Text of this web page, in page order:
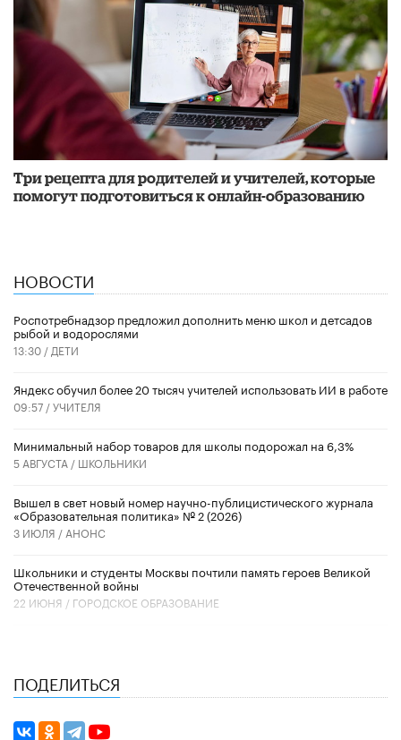
Три рецепта для родителей и учителей, которые
помогут подготовиться к онлайн-образованию
НОВОСТИ
Роспотребнадзор предложил дополнить меню школ и детсадов
рыбой и водорослями
13:30 / ДЕТИ
​Яндекс обучил более 20 тысяч учителей использовать ИИ в работе
09:57 /УЧИТЕЛЯ
Минимальный набор товаров для школы подорожал на 6,3%
5 АВГУСТА / ШКОЛЬНИКИ
Вышел в свет новый номер научно-публицистического журнала
«Образовательная политика» № 2 (2026)
3 ИЮЛЯ / АНОНС
Школьники и студенты Москвы почтили память героев Великой
Отечественной войны
22 ИЮНЯ / ГОРОДСКОЕ ОБРАЗОВАНИЕ
ПОДЕЛИТЬСЯ